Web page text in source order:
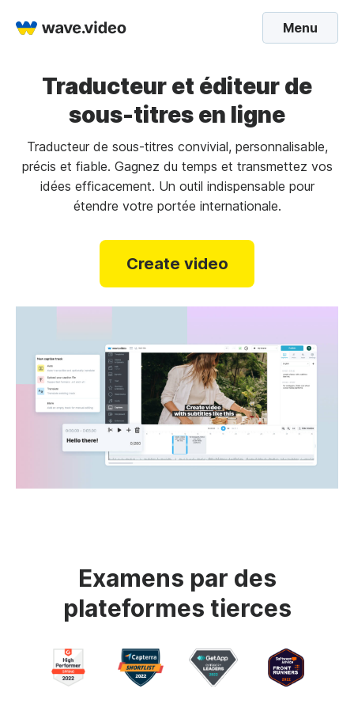
Menu
Traducteur et éditeur de
sous-titres en ligne
Traducteur de sous-titres convivial, personnalisable,
précis et fiable. Gagnez du temps et transmettez vos
idées efficacement. Un outil indispensable pour
étendre votre portée internationale.
Create video
Examens par des
plateformes tierces